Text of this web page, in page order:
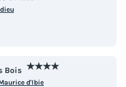
Bois ★★★★
d'Ibie